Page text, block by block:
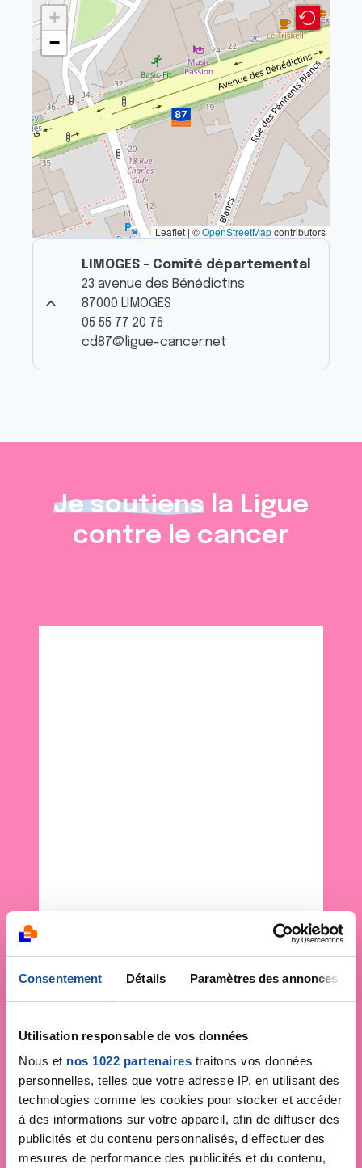
Consentement Détails Paramètres des annonces
Utilisation responsable de vos données
Nous et nos 1022 partenaires traitons vos données
personnelles, telles que votre adresse IP, en utilisant des
technologies comme les cookies pour stocker et accéder
à des informations sur votre appareil, afin de diffuser des
publicités et du contenu personnalisés, d'effectuer des
mesures de performance des publicités et du contenu,
+
−
Leaflet | ©OpenStreetMapcontributors
LIMOGES - Comité départemental
23 avenue des Bénédictins
87000 LIMOGES
05 55 77 20 76
cd87@ligue-cancer.net
Je soutiens la Ligue
contre le cancer